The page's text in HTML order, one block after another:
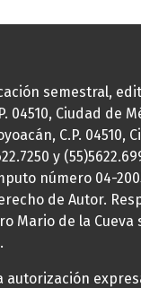
semestral,
04510, Ciudad de
C.P. 04510,
y
número 04-
de Autor.
Mario de la